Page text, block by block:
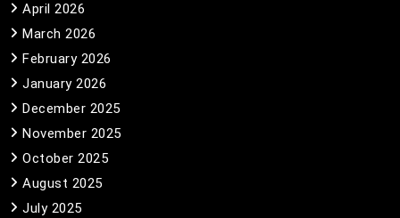
April 2026
March 2026
February 2026
January 2026
December 2025
November 2025
October 2025
August 2025
July 2025